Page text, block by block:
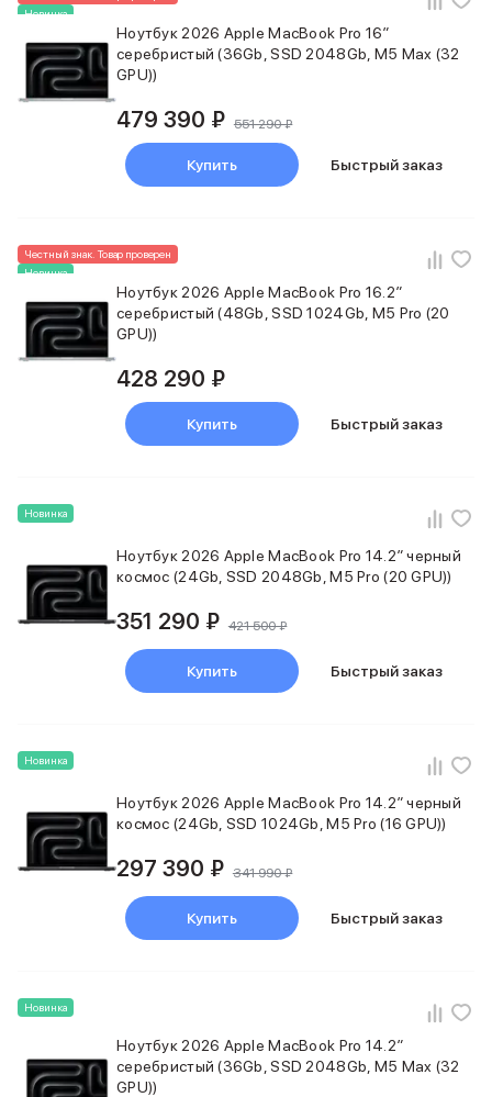
AirPods
AirPods Pro 3
AirPods 4
AirPods Max
AirPods Max 2
EarPods
Аксессуары для AirPods
Чехлы для AirPods4/4 ANC
Чехлы для AirPods Pro 2
Чехлы для AirPods Pro 3
Баннер пвз
Баннер гарантия
Баннер доставка
Apple Watch SE 3
Аксессуары для Watch
Ремешки для Watch
Кабели Lightning
Аксессуары
Периферия
Накопители
Стилусы
Карты памяти и флэш-накопители
Клавиатуры
Внешние аккумуляторы
Адаптеры
Новинка
Ноутбук 2026 Apple MacBook Pro 16″
серебристый (36Gb, SSD 2048Gb, M5 Max (32
GPU))
479 390 ₽ 551 290 ₽
Купить Быстрый заказ
Честный знак. Товар проверен
Новинка
Ноутбук 2026 Apple MacBook Pro 16.2″
серебристый (48Gb, SSD 1024Gb, M5 Pro (20
GPU))
428 290 ₽
Купить Быстрый заказ
Новинка
Ноутбук 2026 Apple MacBook Pro 14.2″ черный
космос (24Gb, SSD 2048Gb, M5 Pro (20 GPU))
351 290 ₽ 421 500 ₽
Купить Быстрый заказ
Новинка
Ноутбук 2026 Apple MacBook Pro 14.2″ черный
космос (24Gb, SSD 1024Gb, M5 Pro (16 GPU))
297 390 ₽ 341 990 ₽
Купить Быстрый заказ
Новинка
Ноутбук 2026 Apple MacBook Pro 14.2″
серебристый (36Gb, SSD 2048Gb, M5 Max (32
GPU))